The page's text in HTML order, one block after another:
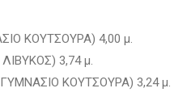
ΚΟΥΤΣΟΥΡΑ) 4,00 μ.
3,74 μ.
ΚΟΥΤΣΟΥΡΑ) 3,24 μ.